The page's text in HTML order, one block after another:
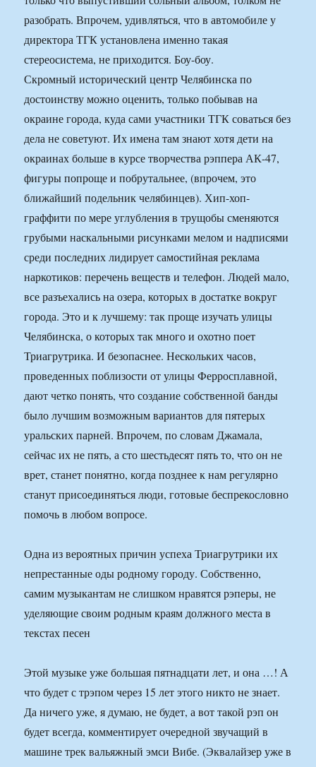
разобрать. Впрочем, удивляться, что в автомобиле у
директора ТГК установлена именно такая
стереосистема, не приходится. Боу-боу.
Скромный исторический центр Челябинска по
достоинству можно оценить, только побывав на
окраине города, куда сами участники ТГК соваться без
дела не советуют. Их имена там знают хотя дети на
окраинах больше в курсе творчества рэппера АК-47,
фигуры попроще и побрутальнее, (впрочем, это
ближайший подельник челябинцев). Хип-хоп-
граффити по мере углубления в трущобы сменяются
грубыми наскальными рисунками мелом и надписями
среди последних лидирует самостийная реклама
наркотиков: перечень веществ и телефон. Людей мало,
все разъехались на озера, которых в достатке вокруг
города. Это и к лучшему: так проще изучать улицы
Челябинска, о которых так много и охотно поет
Триагрутрика. И безопаснее. Нескольких часов,
проведенных поблизости от улицы Ферросплавной,
дают четко понять, что создание собственной банды
было лучшим возможным вариантов для пятерых
уральских парней. Впрочем, по словам Джамала,
сейчас их не пять, а сто шестьдесят пять то, что он не
врет, станет понятно, когда позднее к нам регулярно
станут присоединяться люди, готовые беспрекословно
помочь в любом вопросе.
Одна из вероятных причин успеха Триагрутрики их
непрестанные оды родному городу. Собственно,
самим музыкантам не слишком нравятся рэперы, не
уделяющие своим родным краям должного места в
текстах песен
Этой музыке уже большая пятнадцати лет, и она …! А
что будет с трэпом через 15 лет этого никто не знает.
Да ничего уже, я думаю, не будет, а вот такой рэп он
будет всегда, комментирует очередной звучащий в
машине трек вальяжный эмси Вибе. (Эквалайзер уже в